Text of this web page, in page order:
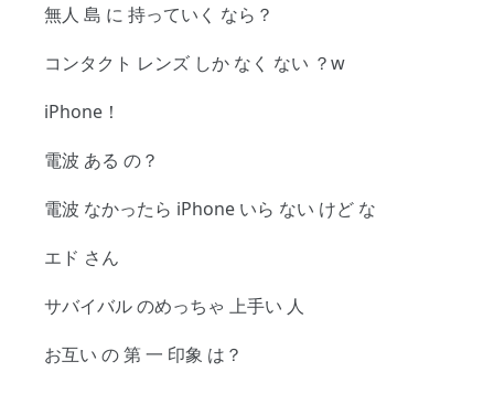
無人 島 に 持っていく なら？
コンタクト レンズ しか なく ない ？w
iPhone！
電波 ある の？
電波 なかったら iPhone いら ない けど な
エド さん
サバイバル のめっちゃ 上手い 人
お互い の 第 一 印象 は？